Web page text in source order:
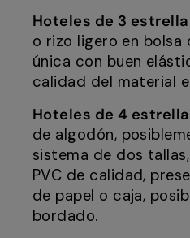
Hoteles de 3
o rizo ligero en bolsa
única con buen
calidad del material
Hoteles de 4
de algodón,
sistema de dos
PVC de calidad,
de papel o caja,
bordado.